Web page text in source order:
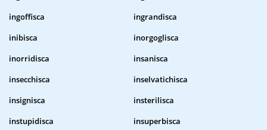
ingoffisca
ingrandisca
inibisca
inorgoglisca
inorridisca
insanisca
insecchisca
inselvatichisca
insignisca
insterilisca
instupidisca
insuperbisca